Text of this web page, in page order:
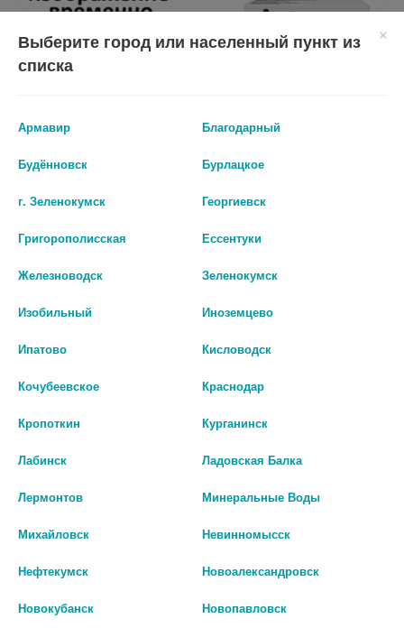
МЕТАБОВИТ ЗДОРОВЫЙ СОН
N60 ТАБЛ ПО 207МГ
401 руб.
В КОРЗИНУ
П/О ПЛЕН. 10МГ+10МГ №60
1 334 руб.
ПЛЕН.
441 руб.
ТАБ. П/П/О
328 руб.
Выберите город или населенный пункт из
списка
Армавир Благодарный
Будённовск Бурлацкое
г. Зеленокумск Георгиевск
Григорополисская Ессентуки
Железноводск Зеленокумск
Изобильный Иноземцево
Ипатово Кисловодск
Кочубеевское Краснодар
Кропоткин Курганинск
Лабинск Ладовская Балка
Лермонтов Минеральные Воды
Михайловск Невинномысск
Нефтекумск Новоалександровск
Новокубанск Новопавловск